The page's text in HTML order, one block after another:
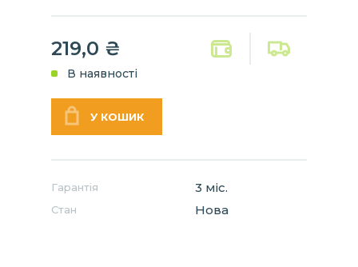
219,0 ₴
В наявності
Гарантія 3 міс.
Стан Нова